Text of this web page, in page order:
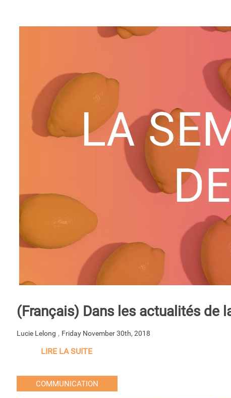
(Français) Dans les actualités de
Lucie Lelong , Friday November 30th, 2018
LIRE LA SUITE
COMMUNICATION